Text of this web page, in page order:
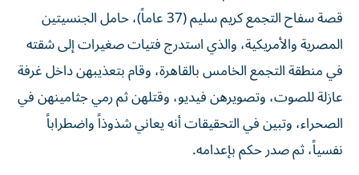
قصة سفاح التجمع كريم سليم (37 عاماً)، حامل الجنسيتين
المصرية والأمريكية، والذي استدرج فتيات صغيرات إلى شقته
في منطقة التجمع الخامس بالقاهرة، وقام بتعذيبهن داخل غرفة
عازلة للصوت، وتصويرهن فيديو، وقتلهن ثم رمي جثامينهن في
الصحراء، وتبين في التحقيقات أنه يعاني شذوذاً واضطراباً
نفسياً، ثم صدر حكم بإعدامه.